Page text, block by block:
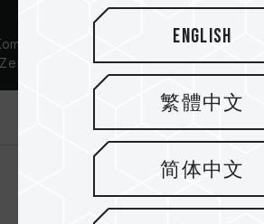
Zertifizierung
Lebenslange
Garantie
Einführung
English
繁體中文
简体中文